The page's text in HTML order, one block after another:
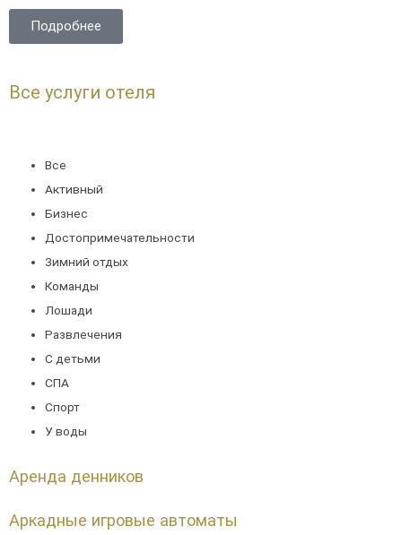
Подробнее
Все услуги отеля
Все
Активный
Бизнес
Достопримечательности
Зимний отдых
Команды
Лошади
Развлечения
С детьми
СПА
Спорт
У воды
Аренда денников
Аркадные игровые автоматы